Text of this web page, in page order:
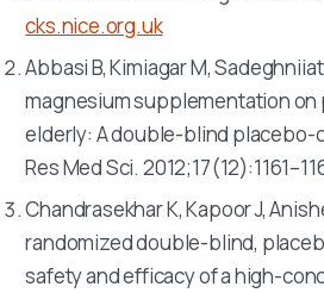
cks.nice.org.uk
Abbasi B, Kimiagar M,
magnesium supplementation on
elderly: A double-blind
Res Med Sci.
Chandrasekhar K, Kapoor J,
randomized double-blind,
safety and efficacy of a high-